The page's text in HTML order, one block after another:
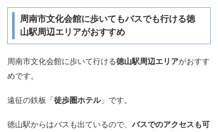
周南市文化会館に歩いてもバスでも行ける徳
山駅周辺エリアがおすすめ
周南市文化会館に歩いて行ける徳山駅周辺エリアがおすす
めです。
遠征の鉄板「徒歩圏ホテル」です。
徳山駅からはバスも出ているので、バスでのアクセスも可